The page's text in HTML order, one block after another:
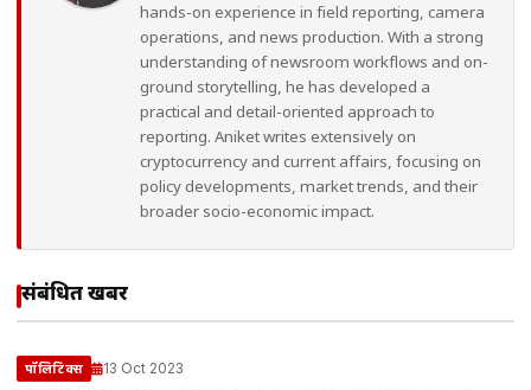
hands-on experience in field reporting, camera
operations, and news production. With a strong
understanding of newsroom workflows and on-
ground storytelling, he has developed a
practical and detail-oriented approach to
reporting. Aniket writes extensively on
cryptocurrency and current affairs, focusing on
policy developments, market trends, and their
broader socio-economic impact.
संबंधित खबरें
पॉलिटिक्स 13 Oct 2023